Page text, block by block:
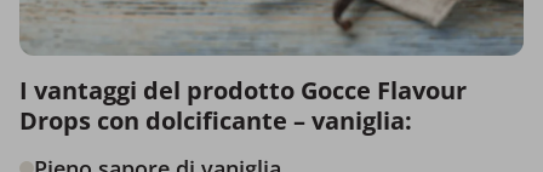
I vantaggi del prodotto Gocce Flavour
Drops con dolcificante – vaniglia: